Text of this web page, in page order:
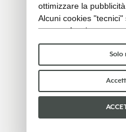
ottimizzare la
Alcuni cookies
corretto
condividono con terzi
saperne di più puoi
policy.
Per favore, scegli quali
Solo